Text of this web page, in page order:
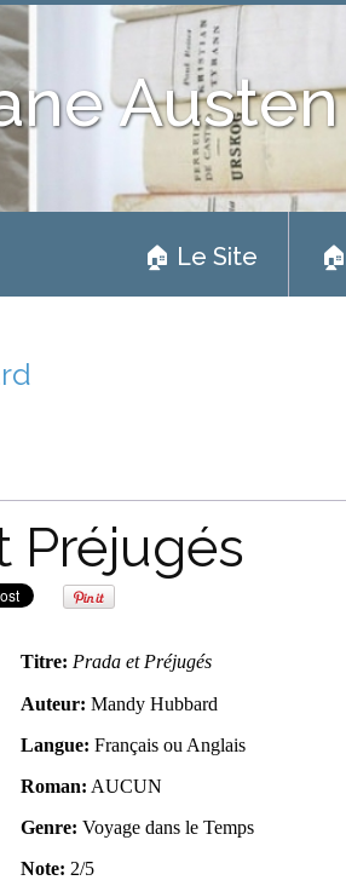
🏠 Le Site
Préjugés
Titre: Prada et Préjugés
Auteur:Mandy Hubbard
Langue: Français ou Anglais
Roman: AUCUN
Genre: Voyage dans le Temps
Note: 2/5